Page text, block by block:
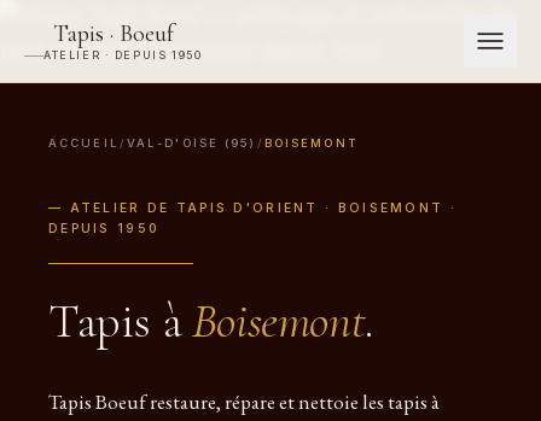
Tapis · Boeuf
ATELIER · DEPUIS 1950
ACCUEIL / VAL-D'OISE (95) / BOISEMONT
— ATELIER DE TAPIS D'ORIENT · BOISEMONT ·
DEPUIS 1950
Tapis àBoisemont.
Tapis Boeuf restaure, répare et nettoie les tapis à